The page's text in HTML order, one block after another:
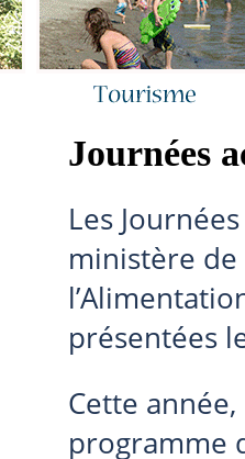
Journées
Les
ministère de
présentées
Cette
programme